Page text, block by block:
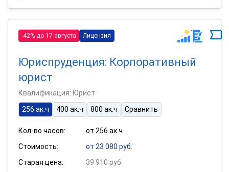
-42% до 17 августа Лицензия
Юриспруденция: Корпоративный
юрист
Квалификация: Юрист
256 ак.ч
400 ак.ч 800 ак.ч Сравнить
Кол-во часов:
от 256 ак.ч
Стоимость:
от 23 080 руб.
Старая цена:
39 910 руб.